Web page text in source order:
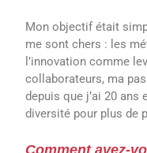
Mon objectif était
me sont chers : les
l’innovation comme
collaborateurs, ma
depuis que j’ai 20 ans
diversité pour plus de